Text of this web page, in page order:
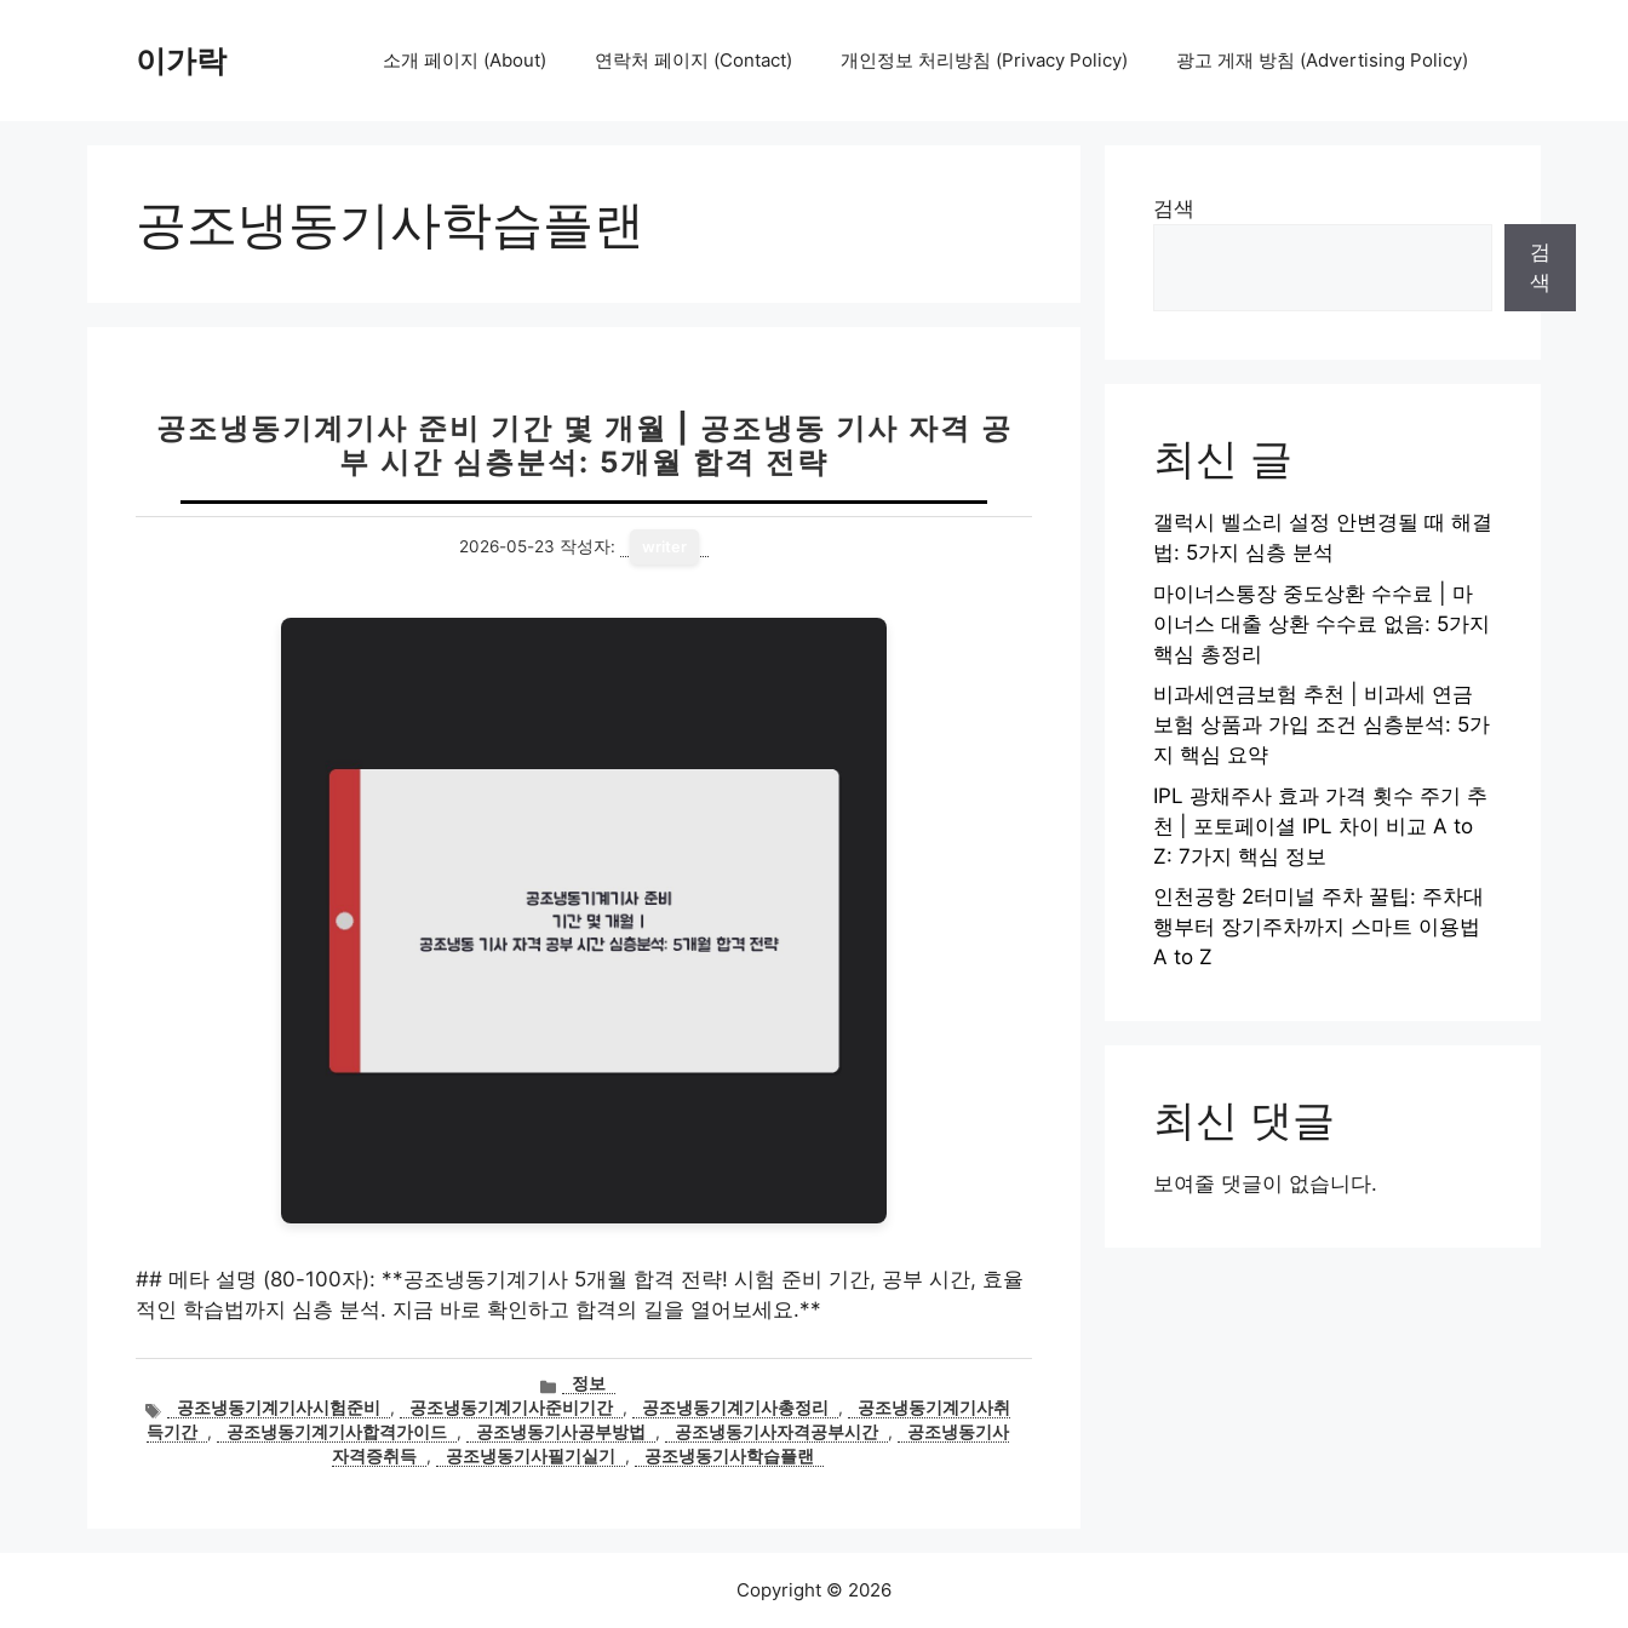
이가락 소개 페이지 (About) 연락처 페이지 (Contact) 개인정보 처리방침 (Privacy Policy) 광고 게재 방침 (Advertising Policy)
공조냉동기사학습플랜
공조냉동기계기사 준비 기간 몇 개월 | 공조냉동 기사 자격 공
부 시간 심층분석: 5개월 합격 전략
2026-05-23 작성자:
## 메타 설명 (80-100자): **공조냉동기계기사 5개월 합격 전략! 시험 준비 기간, 공부 시간, 효율
적인 학습법까지 심층 분석. 지금 바로 확인하고 합격의 길을 열어보세요.**
카
테
고
리
정보
태
그
공조냉동기계기사시험준비 , 공조냉동기계기사준비기간 , 공조냉동기계기사총정리 ,
공조냉동기계기사취
득기간 , 공조냉동기계기사합격가이드 , 공조냉동기사공부방법 , 공조냉동기사자격공부시간 ,
공조냉동기사
자격증취득 , 공조냉동기사필기실기 , 공조냉동기사학습플랜
검색
검
색
최신 글
갤럭시 벨소리 설정 안변경될 때 해결
법: 5가지 심층 분석
마이너스통장 중도상환 수수료 | 마
이너스 대출 상환 수수료 없음: 5가지
핵심 총정리
비과세연금보험 추천 | 비과세 연금
보험 상품과 가입 조건 심층분석: 5가
지 핵심 요약
IPL 광채주사 효과 가격 횟수 주기 추
천 | 포토페이셜 IPL 차이 비교 A to
Z: 7가지 핵심 정보
인천공항 2터미널 주차 꿀팁: 주차대
행부터 장기주차까지 스마트 이용법
A to Z
최신 댓글
보여줄 댓글이 없습니다.
Copyright © 2026